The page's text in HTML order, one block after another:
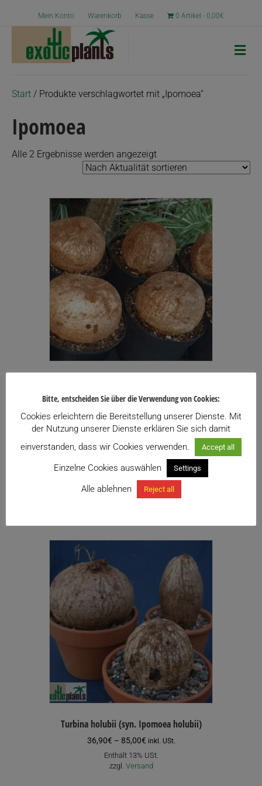
Mein Konto Warenkorb Kasse 0 Artikel 0,00€
N
a
Start / Produkte verschlagwortet mit „Ipomoea“
Ipomoea
Alle 2 Ergebnisse werden angezeigtNach
Aktualität
36,90€–85,00€Preisspanne:
bis
85,00€
inkl. USt.
Enthält 13% USt.
zzgl.
Versand
Zu meiner Wunschliste hinzufügen
Ausführung wählen
mehrere
Varianten
auf.
Die
Optionen
können
der
Produktseite
gewählt
werden
Turbina holubii (syn. Ipomoea holubii)
36,90€ – 85,00€Preisspanne:
36,90€
bis
inkl. USt.
Enthält 13% USt.
zzgl. Versand
Bitte, entscheiden Sie über die Verwendung von Cookies:
Cookies erleichtern die Bereitstellung unserer Dienste. Mit
der Nutzung unserer Dienste erklären Sie sich damit
einverstanden, dass wir Cookies verwenden.
Accept all
Einzelne Cookies auswählen Settings
Alle ablehnen Reject all